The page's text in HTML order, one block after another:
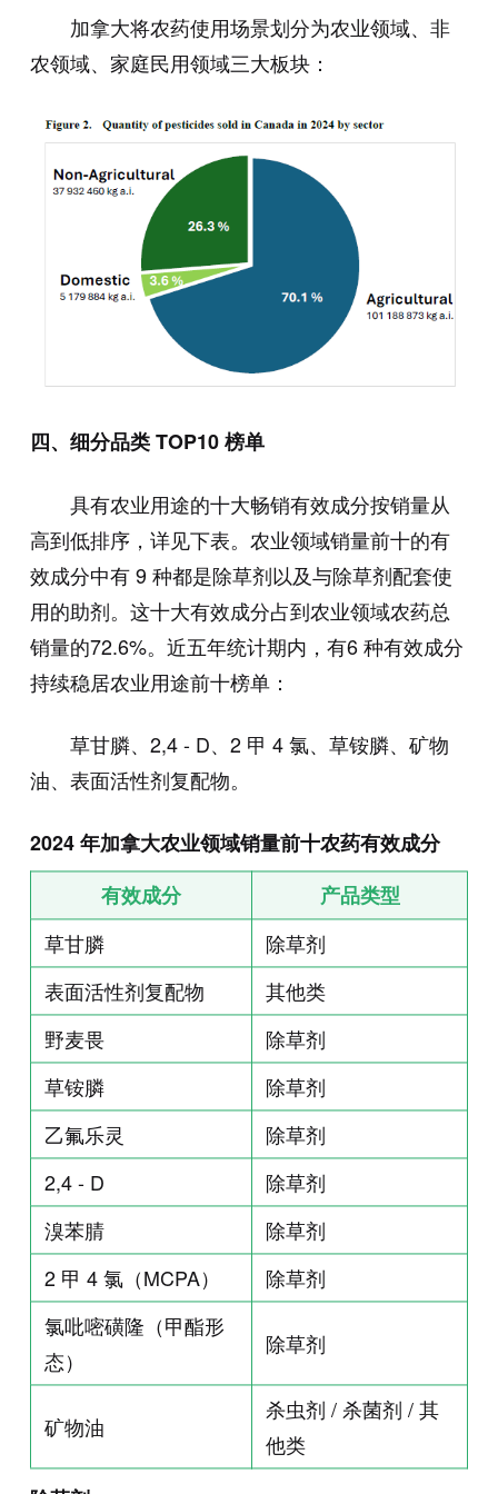
加拿大将农药使用场景划分为农业领域、非
农领域、家庭民用领域三大板块：
四、细分品类 TOP10 榜单
具有农业用途的十大畅销有效成分按销量从
高到低排序，详见下表。农业领域销量前十的有
效成分中有 9 种都是除草剂以及与除草剂配套使
用的助剂。这十大有效成分占到农业领域农药总
销量的72.6%。近五年统计期内，有6 种有效成分
持续稳居农业用途前十榜单：
草甘膦、2,4 - D、2 甲 4 氯、草铵膦、矿物
油、表面活性剂复配物。
2024 年加拿大农业领域销量前十农药有效成分
有效成分
产品类型
草甘膦
除草剂
表面活性剂复配物
其他类
野麦畏
除草剂
草铵膦
除草剂
乙氟乐灵
除草剂
2,4 - D
除草剂
溴苯腈
除草剂
2 甲 4 氯（MCPA）
除草剂
氯吡嘧磺隆（甲酯形
态）
除草剂
矿物油
杀虫剂 / 杀菌剂 / 其
他类